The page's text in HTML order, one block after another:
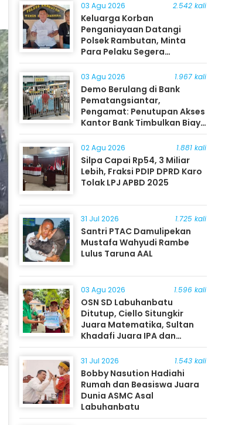
03 Agu 2026 2.542 kali
Keluarga Korban
Penganiayaan Datangi
Polsek Rambutan, Minta
Para Pelaku Segera
Ditangkap
03 Agu 2026 1.967 kali
Demo Berulang di Bank
Pematangsiantar,
Pengamat: Penutupan Akses
Kantor Bank Timbulkan Biaya
Ekonomi bagi Masyarakat
02 Agu 2026 1.881 kali
Silpa Capai Rp54, 3 Miliar
Lebih, Fraksi PDIP DPRD Karo
Tolak LPJ APBD 2025
31 Jul 2026 1.725 kali
Santri PTAC Damulipekan
Mustafa Wahyudi Rambe
Lulus Taruna AAL
03 Agu 2026 1.596 kali
OSN SD Labuhanbatu
Ditutup, Ciello Situngkir
Juara Matematika, Sultan
Khadafi Juara IPA dan
Timothy Rangkuti Juara IPS
31 Jul 2026 1.543 kali
Bobby Nasution Hadiahi
Rumah dan Beasiswa Juara
Dunia ASMC Asal
Labuhanbatu